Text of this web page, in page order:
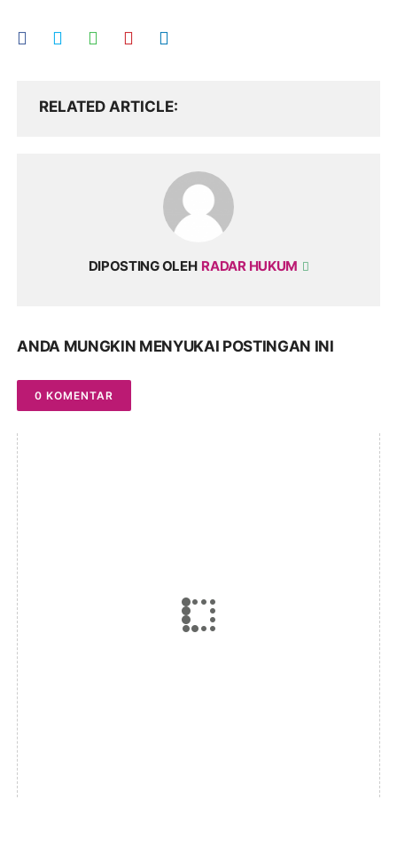
RELATED ARTICLE
DIPOSTING OLEH RADAR HUKUM
ANDA MUNGKIN MENYUKAI POSTINGAN INI
0 KOMENTAR